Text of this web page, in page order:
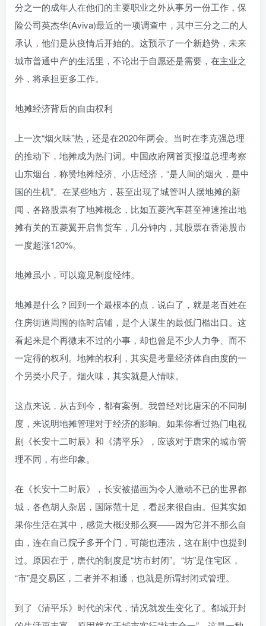
分之一的成年人在他们的主要职业之外从事另一份工作，保
险公司英杰华(Aviva)最近的一项调查中，其中三分之二的人
承认，他们是从疫情后开始的。这预示了一个新趋势，未来
城市普通中产的生活里，不论出于自愿还是需要，在主业之
外，将承担更多工作。
地摊经济背后的自由权利
上一次“烟火味”热，还是在2020年两会。当时在李克强总理
的推动下，地摊成为热门词。中国政府网首页报道总理考察
山东烟台，称赞地摊经济、小店经济，“是人间的烟火，是中
国的生机”。在某些地方，甚至出现了城管叫人摆地摊的新
闻，各路股票有了地摊概念，比如五菱汽车甚至神速推出地
摊有关的五菱翼开启售货车，几分钟内，其股票在香港股市
一度超涨120%。
地摊虽小，可以窥见制度经纬。
地摊是什么？回到一个最根本的点，说白了，就是老百姓在
住房街道周围的临时店铺，是个人谋生的最低门槛出口。这
看起来是个再微末不过的小事，却也曾是不少人力争、而不
一定得的权利。地摊的权利，其实是考量经济体自由度的一
个另类小尺子。烟火味，其实就是人情味。
这点来说，从古到今，都有案例。我曾经对比唐宋的不同制
度，来说明地摊管理对于经济的影响。如果你看过热门电视
剧《长安十二时辰》和《清平乐》，应该对于唐宋的城市管
理不同，有些印象。
在《长安十二时辰》，长安被描画为令人激动不已的世界都
城，各色胡人杂居，国际范十足，看起来很自由。但其实如
果你生活在其中，感觉大概没那么爽——因为它并不那么自
由，连在自己院子多开个门，可能也违法，这在剧中也提到
过。原因在于，唐代的制度是“坊市封闭”。“坊”是住宅区，
“市”是交易区，二者并不相通，也就是所谓封闭式管理。
到了《清平乐》时代的宋代，情况就发生变化了。都城开封